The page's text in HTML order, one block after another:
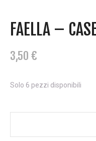
FAELLA –
3,50 €
Solo 6 pezzi disponibili